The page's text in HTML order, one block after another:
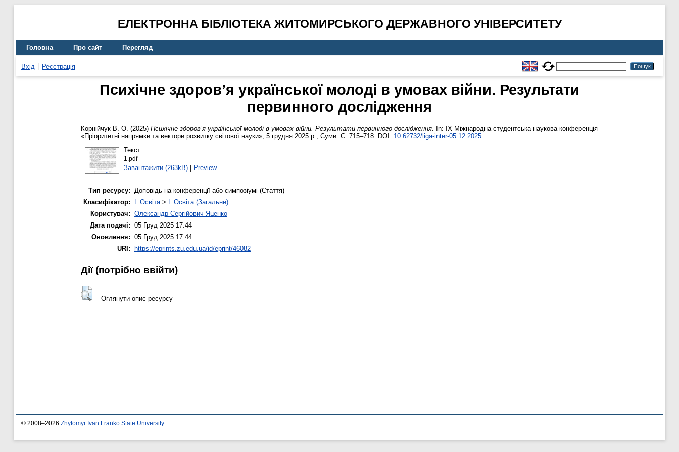
ЕЛЕКТРОННА БІБЛІОТЕКА ЖИТОМИРСЬКОГО ДЕРЖАВНОГО УНІВЕРСИТЕТУ
Головна Про сайт Перегляд
Вхід Реєстрація
Психічне здоров’я української молоді в умовах війни. Результати
первинного дослідження
Корнійчук В. О. (2025) Психічне здоров’я української молоді в умовах війни. Результати первинного дослідження.
In: IX Міжнародна студентська наукова конференція
«Пріоритетні напрямки та вектори розвитку світової науки», 5 грудня 2025 р., Суми. С. 715–718. DOI: 10.62732/liga-inter-05.12.2025.
Текст
1.pdf
Завантажити (263kB)| Preview
Тип ресурсу: Доповідь на конференції або симпозіумі (Стаття)
Класифікатор:
L Освіта> L Освіта (Загальне)
Користувач: Олександр Сергійович Яценко
Дата подачі: 05 Груд 2025 17:44
Оновлення: 05 Груд 2025 17:44
URI:
https://eprints.zu.edu.ua/id/eprint/46082
Дії ​​(потрібно ввійти)
Оглянути опис ресурсу
© 2008–2026 Zhytomyr Ivan Franko State University